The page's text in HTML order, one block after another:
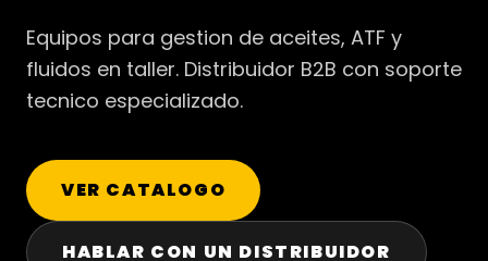
Equipos para gestion de aceites, ATF y
fluidos en taller. Distribuidor B2B con soporte
tecnico especializado.
VER CATALOGO
HABLAR CON UN DISTRIBUIDOR